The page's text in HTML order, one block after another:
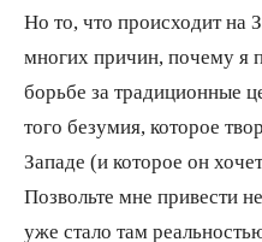
Но то, что происходит на
многих причин, почему я
борьбе за традиционные
того безумия, которое
Западе (и которое он
Позвольте мне привести
уже стало там